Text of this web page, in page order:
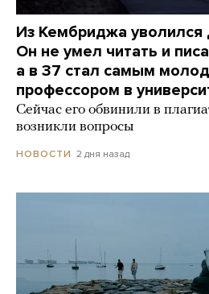
Из Кембриджа
Он не умел читать и
а в 37 стал самым
профессором в
Сейчас его обвинили в
возникли вопросы
НОВОСТИ 2 дня назад